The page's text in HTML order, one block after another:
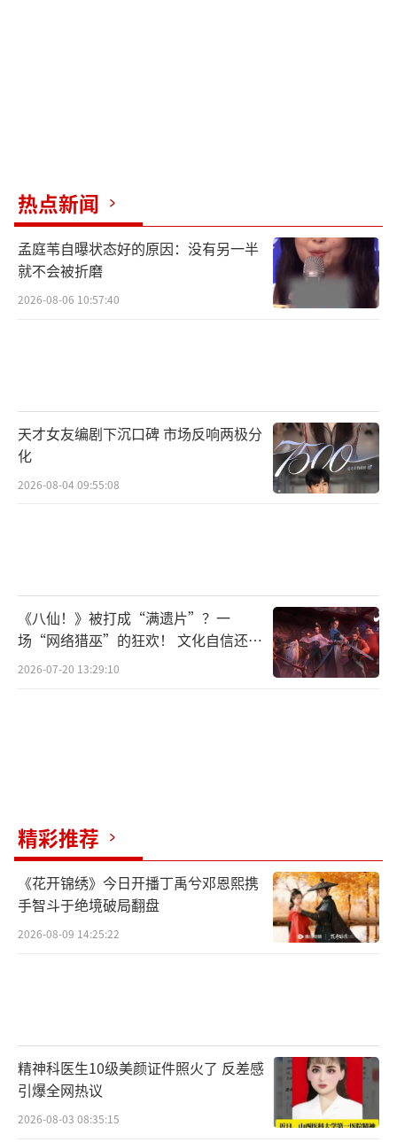
曲，凝聚全球华人。张一一将与许知远、任正
非、雷军、梁文锋、王兴兴等人进行访谈节目
《看见2026》。马跃和柳岩入选春晚主持阵
容，彰显央视“开放办春晚”的胸怀格局。 （责
热点新闻
孟庭苇自曝状态好的原因：没有另一半
就不会被折磨
2026-08-06 10:57:40
天才女友编剧下沉口碑 市场反响两极分
化
2026-08-04 09:55:08
《八仙！》被打成“满遗片”？一
场“网络猎巫”的狂欢！ 文化自信还是
焦虑？
2026-07-20 13:29:10
精彩推荐
《花开锦绣》今日开播丁禹兮邓恩熙携
手智斗于绝境破局翻盘
2026-08-09 14:25:22
精神科医生10级美颜证件照火了 反差感
引爆全网热议
2026-08-03 08:35:15